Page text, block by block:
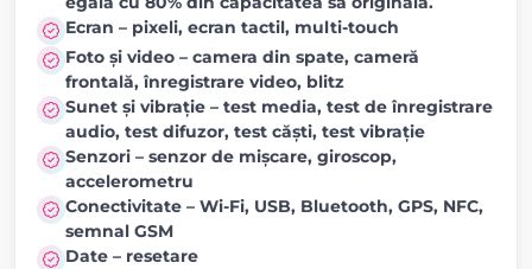
Ecran – pixeli, ecran tactil, multi-touch
Foto și video – camera din spate, cameră
frontală, înregistrare video, blitz
Sunet și vibrație – test media, test de înregistrare
audio, test difuzor, test căști, test vibrație
Senzori – senzor de mișcare, giroscop,
accelerometru
Conectivitate – Wi-Fi, USB, Bluetooth, GPS, NFC,
semnal GSM
Date – resetare